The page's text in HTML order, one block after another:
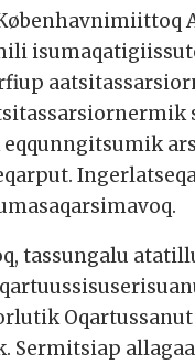
tassungalu
Oqartussanut
Sermitsiap